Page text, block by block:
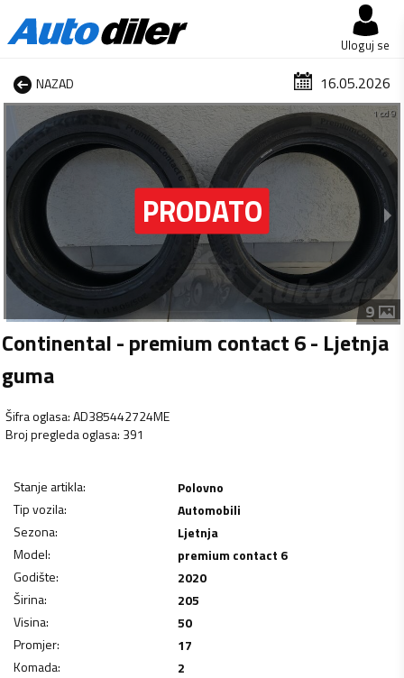
Uloguj se
NAZAD 16.05.2026
1 od 9
9
Continental - premium contact 6 - Ljetnja
guma
Šifra oglasa:AD385442724ME
Broj pregleda oglasa: 391
Stanje artikla:
Polovno
Tip vozila:
Automobili
Sezona:
Ljetnja
Model:
premium contact 6
Godište:
2020
Širina:
205
Visina:
50
Promjer:
17
Komada: 2